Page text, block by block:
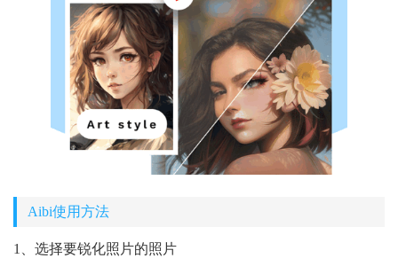
Aibi使用方法
1、选择要锐化照片的照片